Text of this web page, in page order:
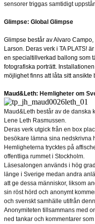
sensorer triggas samtidigt
Glimpse: Global Glimpse
Glimpse består av Alvaro
Larson. Deras verk i TA PLATS!
en specialtillverkad ballong som
fotografiska porträtt.
möjlighet finns att låta sitt
Maud&Leth: Hemligheter om
Maud&Leth består av de danska
Lene Leth Rasmussen.
Deras verk utgick från en box
besökare lämna sina nedskrivna
Hemligheterna trycktes på
offentliga rummet i Stockholm.
Läsesalongen används i hög
länge i Sverige medan andra
att ge dessa människor, liksom
sin röst hörd och anonymt
och svenskt samhälle utifrån
Anonymiteten tillsammans med
ned tankar och kommentarer